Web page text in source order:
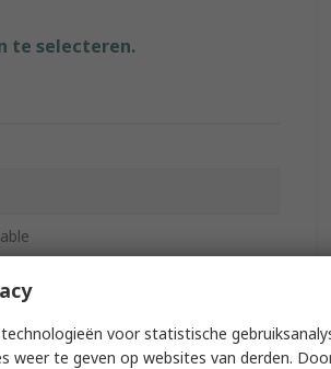
te selecteren.
voor statistische
weer te geven op websites van derden.